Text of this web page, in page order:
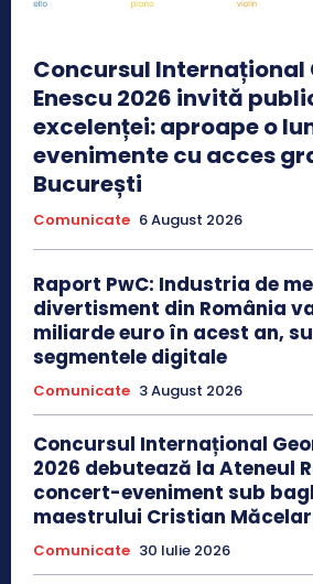
Concursul Internațional
Enescu 2026 invită
excelenței: aproape o
evenimente cu acces
București
Comunicate 6 August 2026
Raport PwC: Industria de
divertisment din România
miliarde euro în acest an,
segmentele digitale
Comunicate 3 August 2026
Concursul Internațional
2026 debutează la Ateneul
concert-eveniment sub
maestrului Cristian
Comunicate 30 Iulie 2026